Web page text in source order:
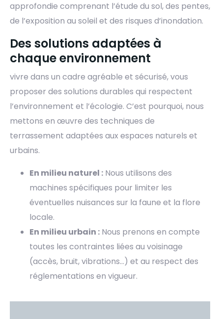
approfondie comprenant l’étude du sol, des pentes,
de l’exposition au soleil et des risques d’inondation.
Des solutions adaptées à
chaque environnement
vivre dans un cadre agréable et sécurisé, vous
proposer des solutions durables qui respectent
l’environnement et l’écologie. C’est pourquoi, nous
mettons en œuvre des techniques de
terrassement adaptées aux espaces naturels et
urbains.
En milieu naturel : Nous utilisons des
machines spécifiques pour limiter les
éventuelles nuisances sur la faune et la flore
locale.
En milieu urbain : Nous prenons en compte
toutes les contraintes liées au voisinage
(accès, bruit, vibrations…) et au respect des
réglementations en vigueur.